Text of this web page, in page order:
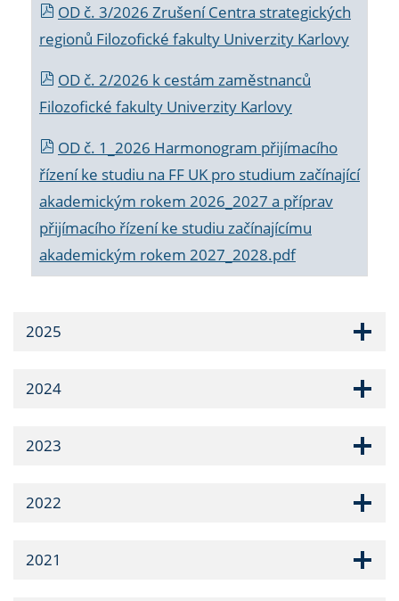
OD č. 3/2026 Zrušení Centra strategických
regionů Filozofické fakulty Univerzity Karlovy
OD č. 2/2026 k cestám zaměstnanců
Filozofické fakulty Univerzity Karlovy
OD č. 1_2026 Harmonogram přijímacího
řízení ke studiu na FF UK pro studium začínající
akademickým rokem 2026_2027 a příprav
přijímacího řízení ke studiu začínajícímu
akademickým rokem 2027_2028.pdf
2025
2024
2023
2022
2021